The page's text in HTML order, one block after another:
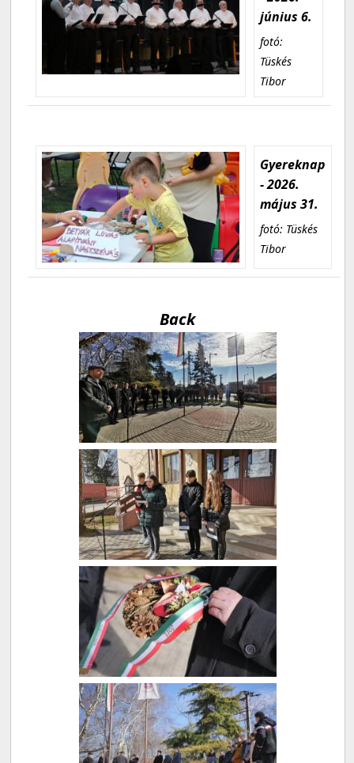
június 6.
fotó:
Tüskés
Tibor
Gyereknap
- 2026.
május 31.
fotó: Tüskés
Tibor
Back